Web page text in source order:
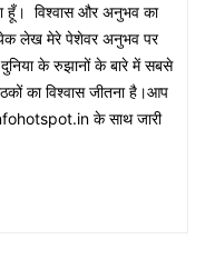
हूँ। विश्वास और अनुभव का
लेख मेरे पेशेवर अनुभव पर
के रुझानों के बारे में सबसे
का विश्वास जीतना है।आप
infohotspot.in के साथ जारी